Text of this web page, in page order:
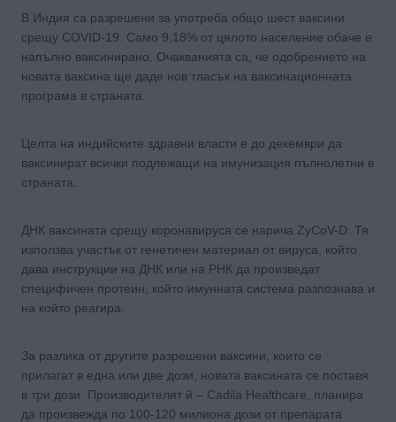
В Индия са разрешени за употреба общо шест ваксини
срещу COVID-19. Само 9,18% от цялото население обаче е
напълно ваксинирано. Очакванията са, че одобрението на
новата ваксина ще даде нов тласък на ваксинационната
програма в страната.
Целта на индийските здравни власти е до декември да
ваксинират всички подлежащи на имунизация пълнолетни в
страната.
ДНК ваксината срещу коронавируса се нарича ZyCoV-D. Тя
използва участък от генетичен материал от вируса, който
дава инструкции на ДНК или на РНК да произведат
специфичен протеин, който имунната система разпознава и
на който реагира.
За разлика от другите разрешени ваксини, които се
прилагат в една или две дози, новата ваксината се поставя
в три дози. Производителят й – Cadila Healthcare, планира
да произвежда по 100-120 милиона дози от препарата